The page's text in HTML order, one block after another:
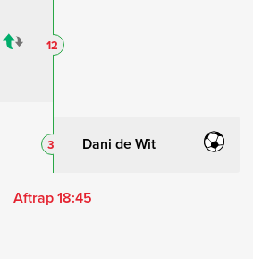
12
Dani de Wit
3
Aftrap 18:45